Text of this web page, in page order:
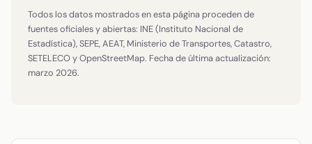
Todos los datos mostrados en esta página proceden de
fuentes oficiales y abiertas: INE (Instituto Nacional de
Estadística), SEPE, AEAT, Ministerio de Transportes, Catastro,
SETELECO y OpenStreetMap. Fecha de última actualización:
marzo 2026.